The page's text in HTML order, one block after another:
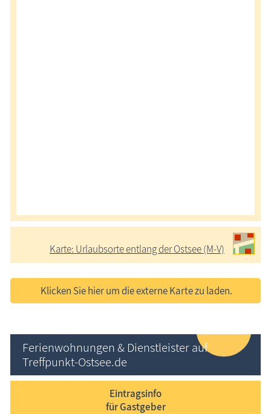
Karte: Urlaubsorte entlang der Ostsee (M-V)
Klicken Sie hier um die externe Karte zu laden.
Ferienwohnungen & Dienstleister auf
Treffpunkt-Ostsee.de
Eintragsinfo
für Gastgeber